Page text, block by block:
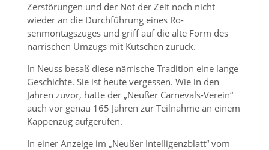
Zerstörungen und der Not der Zeit noch nicht
wieder an die Durchführung eines Ro­
senmontagszuges und griff auf die alte Form des
närrischen Umzugs mit Kutschen zurück.
In Neuss besaß diese närrische Tradition eine lange
Ge­schichte. Sie ist heute vergessen. Wie in den
Jahren zuvor, hatte der „Neußer Carnevals-Verein“
auch vor genau 165 Jahren zur Teilnahme an einem
Kappenzug aufgerufen.
In ei­ner Anzeige im „Neußer Intelligenzblatt“ vom